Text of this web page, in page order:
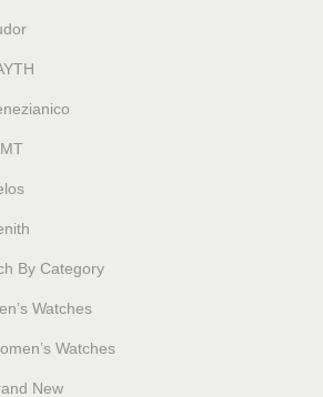
By Category
Watches
Watches
New